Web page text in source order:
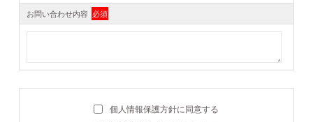
お問い合わせ内容 必須
個人情報保護方針に同意する